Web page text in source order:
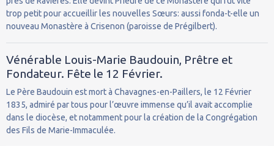
trop petit pour accueillir les nouvelles Sœurs: aussi fonda-t-elle un
nouveau Monastère à Crisenon (paroisse de Prégilbert).
Vénérable Louis-Marie Baudouin, Prêtre et
Fondateur. Fête le 12 Février.
Le Père Baudouin est mort à Chavagnes-en-Paillers, le 12 Février
1835, admiré par tous pour l’œuvre immense qu’il avait accomplie
dans le diocèse, et notamment pour la création de la Congrégation
des Fils de Marie-Immaculée.